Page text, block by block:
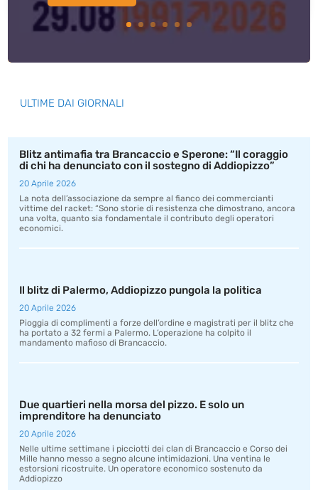
ULTIME DAI GIORNALI
Blitz antimafia tra Brancaccio e Sperone: “Il coraggio
di chi ha denunciato con il sostegno di Addiopizzo”
20 Aprile 2026
La nota dell’associazione da sempre al fianco dei commercianti
vittime del racket: “Sono storie di resistenza che dimostrano, ancora
una volta, quanto sia fondamentale il contributo degli operatori
economici.
Il blitz di Palermo, Addiopizzo pungola la politica
20 Aprile 2026
Pioggia di complimenti a forze dell’ordine e magistrati per il blitz che
ha portato a 32 fermi a Palermo. L’operazione ha colpito il
mandamento mafioso di Brancaccio.
Due quartieri nella morsa del pizzo. E solo un
imprenditore ha denunciato
20 Aprile 2026
Nelle ultime settimane i picciotti dei clan di Brancaccio e Corso dei
Mille hanno messo a segno alcune intimidazioni. Una ventina le
estorsioni ricostruite. Un operatore economico sostenuto da
Addiopizzo